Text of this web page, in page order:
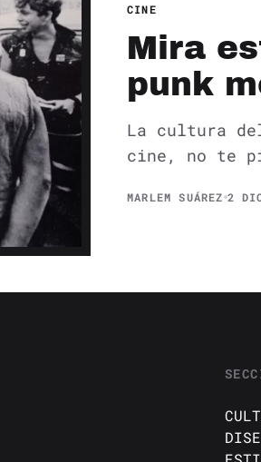
CINE
Mira
punk
La cultura
cine, no te
MARLEM SUÁREZ 2